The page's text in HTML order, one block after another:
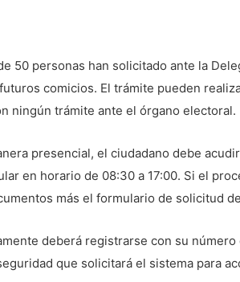
50 personas han solicitado ante la
comicios. El trámite pueden
ningún trámite ante el órgano electoral.
presencial, el ciudadano debe
en horario de 08:30 a 17:00. Si el
más el formulario de solicitud
deberá registrarse con su
que solicitará el sistema para